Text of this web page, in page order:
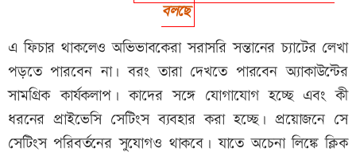
বলছে
এ ফিচার থাকলেও অভিভাবকেরা সরাসরি সন্তানের চ্যাটের লেখা
পড়তে পারবেন না। বরং তারা দেখতে পারবেন অ্যাকাউন্টের
সামগ্রিক কার্যকলাপ। কাদের সঙ্গে যোগাযোগ হচ্ছে এবং কী
ধরনের প্রাইভেসি সেটিংস ব্যবহার করা হচ্ছে। প্রয়োজনে সে
সেটিংস পরিবর্তনের সুযোগও থাকবে। যাতে অচেনা লিঙ্কে ক্লিক